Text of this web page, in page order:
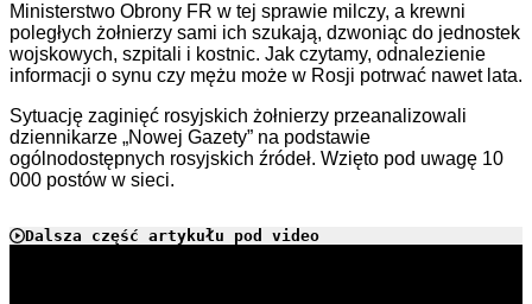
Ministerstwo Obrony FR w tej sprawie milczy, a krewni
poległych żołnierzy sami ich szukają, dzwoniąc do jednostek
wojskowych, szpitali i kostnic. Jak czytamy, odnalezienie
informacji o synu czy mężu może w Rosji potrwać nawet lata.
Sytuację zaginięć rosyjskich żołnierzy przeanalizowali
dziennikarze „Nowej Gazety” na podstawie
ogólnodostępnych rosyjskich źródeł. Wzięto pod uwagę 10
000 postów w sieci.
Dalsza część artykułu pod video